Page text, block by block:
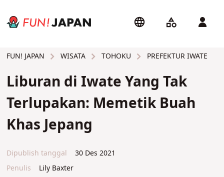
FUN! JAPAN WISATA TOHOKU PREFEKTUR IWATE
Liburan di Iwate Yang Tak
Terlupakan: Memetik Buah
Khas Jepang
Dipublish tanggal
30 Des 2021
Penulis
Lily Baxter